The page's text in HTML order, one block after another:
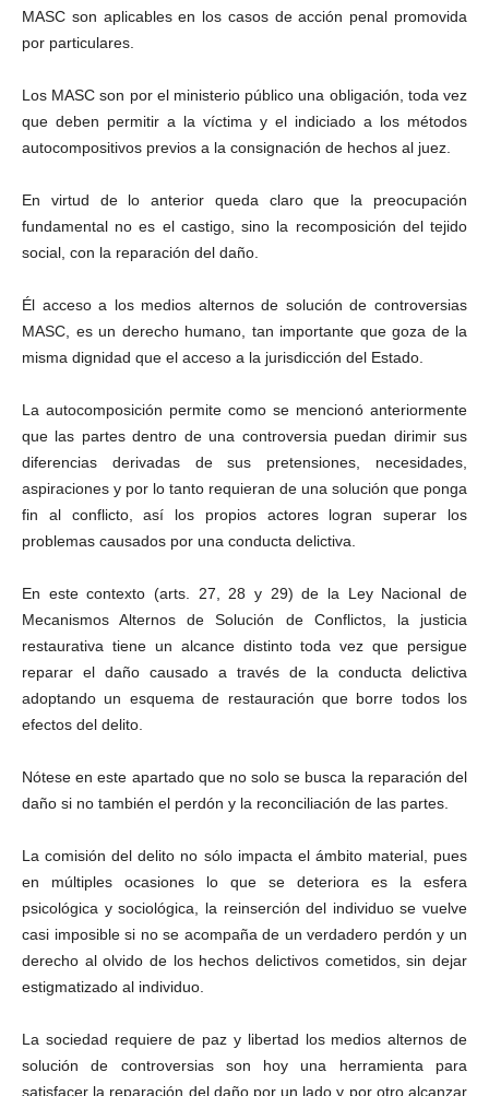
MASC son aplicables en los casos de acción penal promovida
por particulares.
Los MASC son por el ministerio público una obligación, toda vez
que deben permitir a la víctima y el indiciado a los métodos
autocompositivos previos a la consignación de hechos al juez.
En virtud de lo anterior queda claro que la preocupación
fundamental no es el castigo, sino la recomposición del tejido
social, con la reparación del daño.
Él acceso a los medios alternos de solución de controversias
MASC, es un derecho humano, tan importante que goza de la
misma dignidad que el acceso a la jurisdicción del Estado.
La autocomposición permite como se mencionó anteriormente
que las partes dentro de una controversia puedan dirimir sus
diferencias derivadas de sus pretensiones, necesidades,
aspiraciones y por lo tanto requieran de una solución que ponga
fin al conflicto, así los propios actores logran superar los
problemas causados por una conducta delictiva.
En este contexto (arts. 27, 28 y 29) de la Ley Nacional de
Mecanismos Alternos de Solución de Conflictos, la justicia
restaurativa tiene un alcance distinto toda vez que persigue
reparar el daño causado a través de la conducta delictiva
adoptando un esquema de restauración que borre todos los
efectos del delito.
Nótese en este apartado que no solo se busca la reparación del
daño si no también el perdón y la reconciliación de las partes.
La comisión del delito no sólo impacta el ámbito material, pues
en múltiples ocasiones lo que se deteriora es la esfera
psicológica y sociológica, la reinserción del individuo se vuelve
casi imposible si no se acompaña de un verdadero perdón y un
derecho al olvido de los hechos delictivos cometidos, sin dejar
estigmatizado al individuo.
La sociedad requiere de paz y libertad los medios alternos de
solución de controversias son hoy una herramienta para
satisfacer la reparación del daño por un lado y por otro alcanzar